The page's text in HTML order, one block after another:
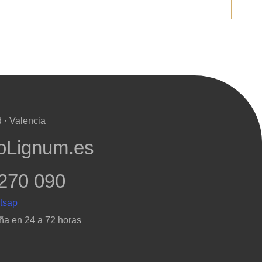
· Valencia
090
en 24 a 72 horas